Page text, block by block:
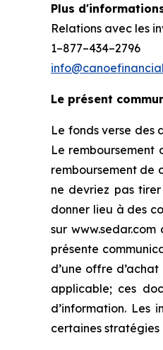
Plus
Relations avec les
1–877–434–2796
Le présent
Le fonds verse des
Le
remboursement de
ne devriez pas
donner lieu à des
sur
présente
d’une offre
applicable; ces
d’information. Les
certaines